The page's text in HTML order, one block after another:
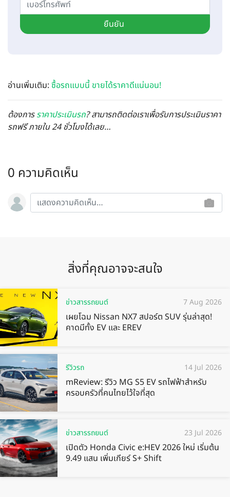
ยืนยัน
อ่านเพิ่มเติม: ซื้อรถแบบนี้ ขายได้ราคาดีแน่นอน!
ต้องการราคาประเมินรถ? สามารถติดต่อเราเพื่อรับการประเมินราคา
รถฟรี ภายใน 24 ชั่วโมงได้เลย…
0 ความคิดเห็น
สิ่งที่คุณอาจจะสนใจ
ข่าวสารรถยนต์ 7 Aug 2026
เผยโฉม Nissan NX7 สปอร์ต SUV รุ่นล่าสุด!
คาดมีทั้ง EV และ EREV
รีวิวรถ 14 Jul 2026
mReview: รีวิว MG S5 EV รถไฟฟ้าสำหรับ
ครอบครัวที่คนไทยไว้ใจที่สุด
ข่าวสารรถยนต์ 23 Jul 2026
เปิดตัว Honda Civic e:HEV 2026 ใหม่ เริ่มต้น
9.49 แสน เพิ่มเกียร์ S+ Shift